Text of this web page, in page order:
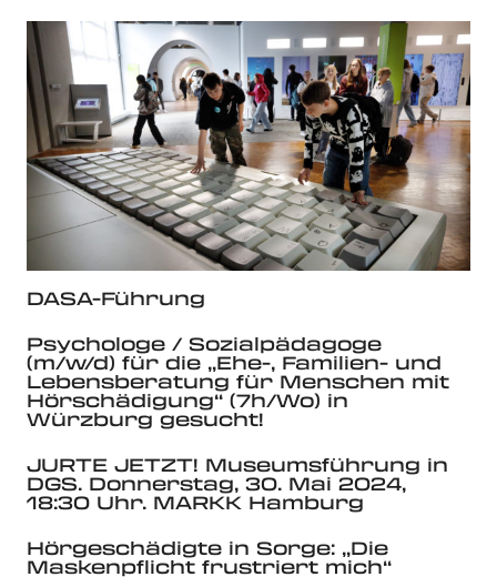
DASA-Führung
Psychologe / Sozialpädagoge
(m/w/d) für die „Ehe-, Familien- und
Lebensberatung für Menschen mit
Hörschädigung“ (7h/Wo) in
Würzburg gesucht!
JURTE JETZT! Museumsführung in
DGS. Donnerstag, 30. Mai 2024,
18:30 Uhr. MARKK Hamburg
Hörgeschädigte in Sorge: „Die
Maskenpflicht frustriert mich“